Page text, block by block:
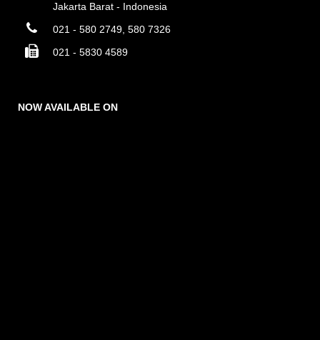
Jakarta Barat - Indonesia
021 - 580 2749, 580 7326
021 - 5830 4589
NOW AVAILABLE ON